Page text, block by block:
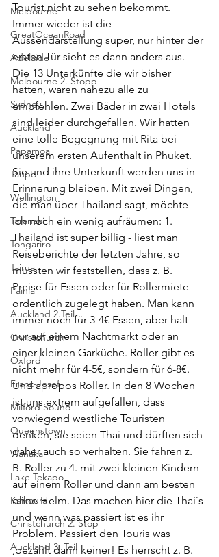
Melbourne
GreatOceanRoad
Adelaide
Melbourne 2. Stopp
Sydney
Auckland
Papamoa
Taupo
Wellington
Taranaki
Tongariro
Tairua
Paihia
Auckland 2.Teil
Christchurch
Oxford
Franz-Josef
Milford Sound
Queenstown
Wanaka
Lake Tekapo
Kaikoura
Christchurch 2. Stop
Auckland 3. Teil
Tourist nicht zu sehen bekommt.
Immer wieder ist die
Aussendarstellung super, nur hinter der
ersten Tür sieht es dann anders aus.
Die 13 Unterkünfte die wir bisher
hatten, waren nahezu alle zu
empfehlen. Zwei Bäder in zwei Hotels
sind leider durchgefallen. Wir hatten
eine tolle Begegnung mit Rita bei
unserem ersten Aufenthalt in Phuket.
Sie und ihre Unterkunft werden uns in
Erinnerung bleiben. Mit zwei Dingen,
die man über Thailand sagt, möchte
ich noch ein wenig aufräumen: 1.
Thailand ist super billig - liest man
Reiseberichte der letzten Jahre, so
mussten wir feststellen, dass z. B.
Preise für Essen oder für Rollermiete
ordentlich zugelegt haben. Man kann
immer noch für 3-4€ Essen, aber halt
nur auf einem Nachtmarkt oder an
einer kleinen Garküche. Roller gibt es
nicht mehr für 4-5€, sondern für 6-8€.
Und apropos Roller. In den 8 Wochen
ist uns extrem aufgefallen, dass
vorwiegend westliche Touristen
denken, sie seien Thai und dürften sich
daher auch so verhalten. Sie fahren z.
B. Roller zu 4. mit zwei kleinen Kindern
auf einem Roller und dann am besten
ohne Helm. Das machen hier die Thai´s
und wenn was passiert ist es ihr
Problem. Passiert den Touris was
,bezahlt dann keiner! Es herrscht z. B.